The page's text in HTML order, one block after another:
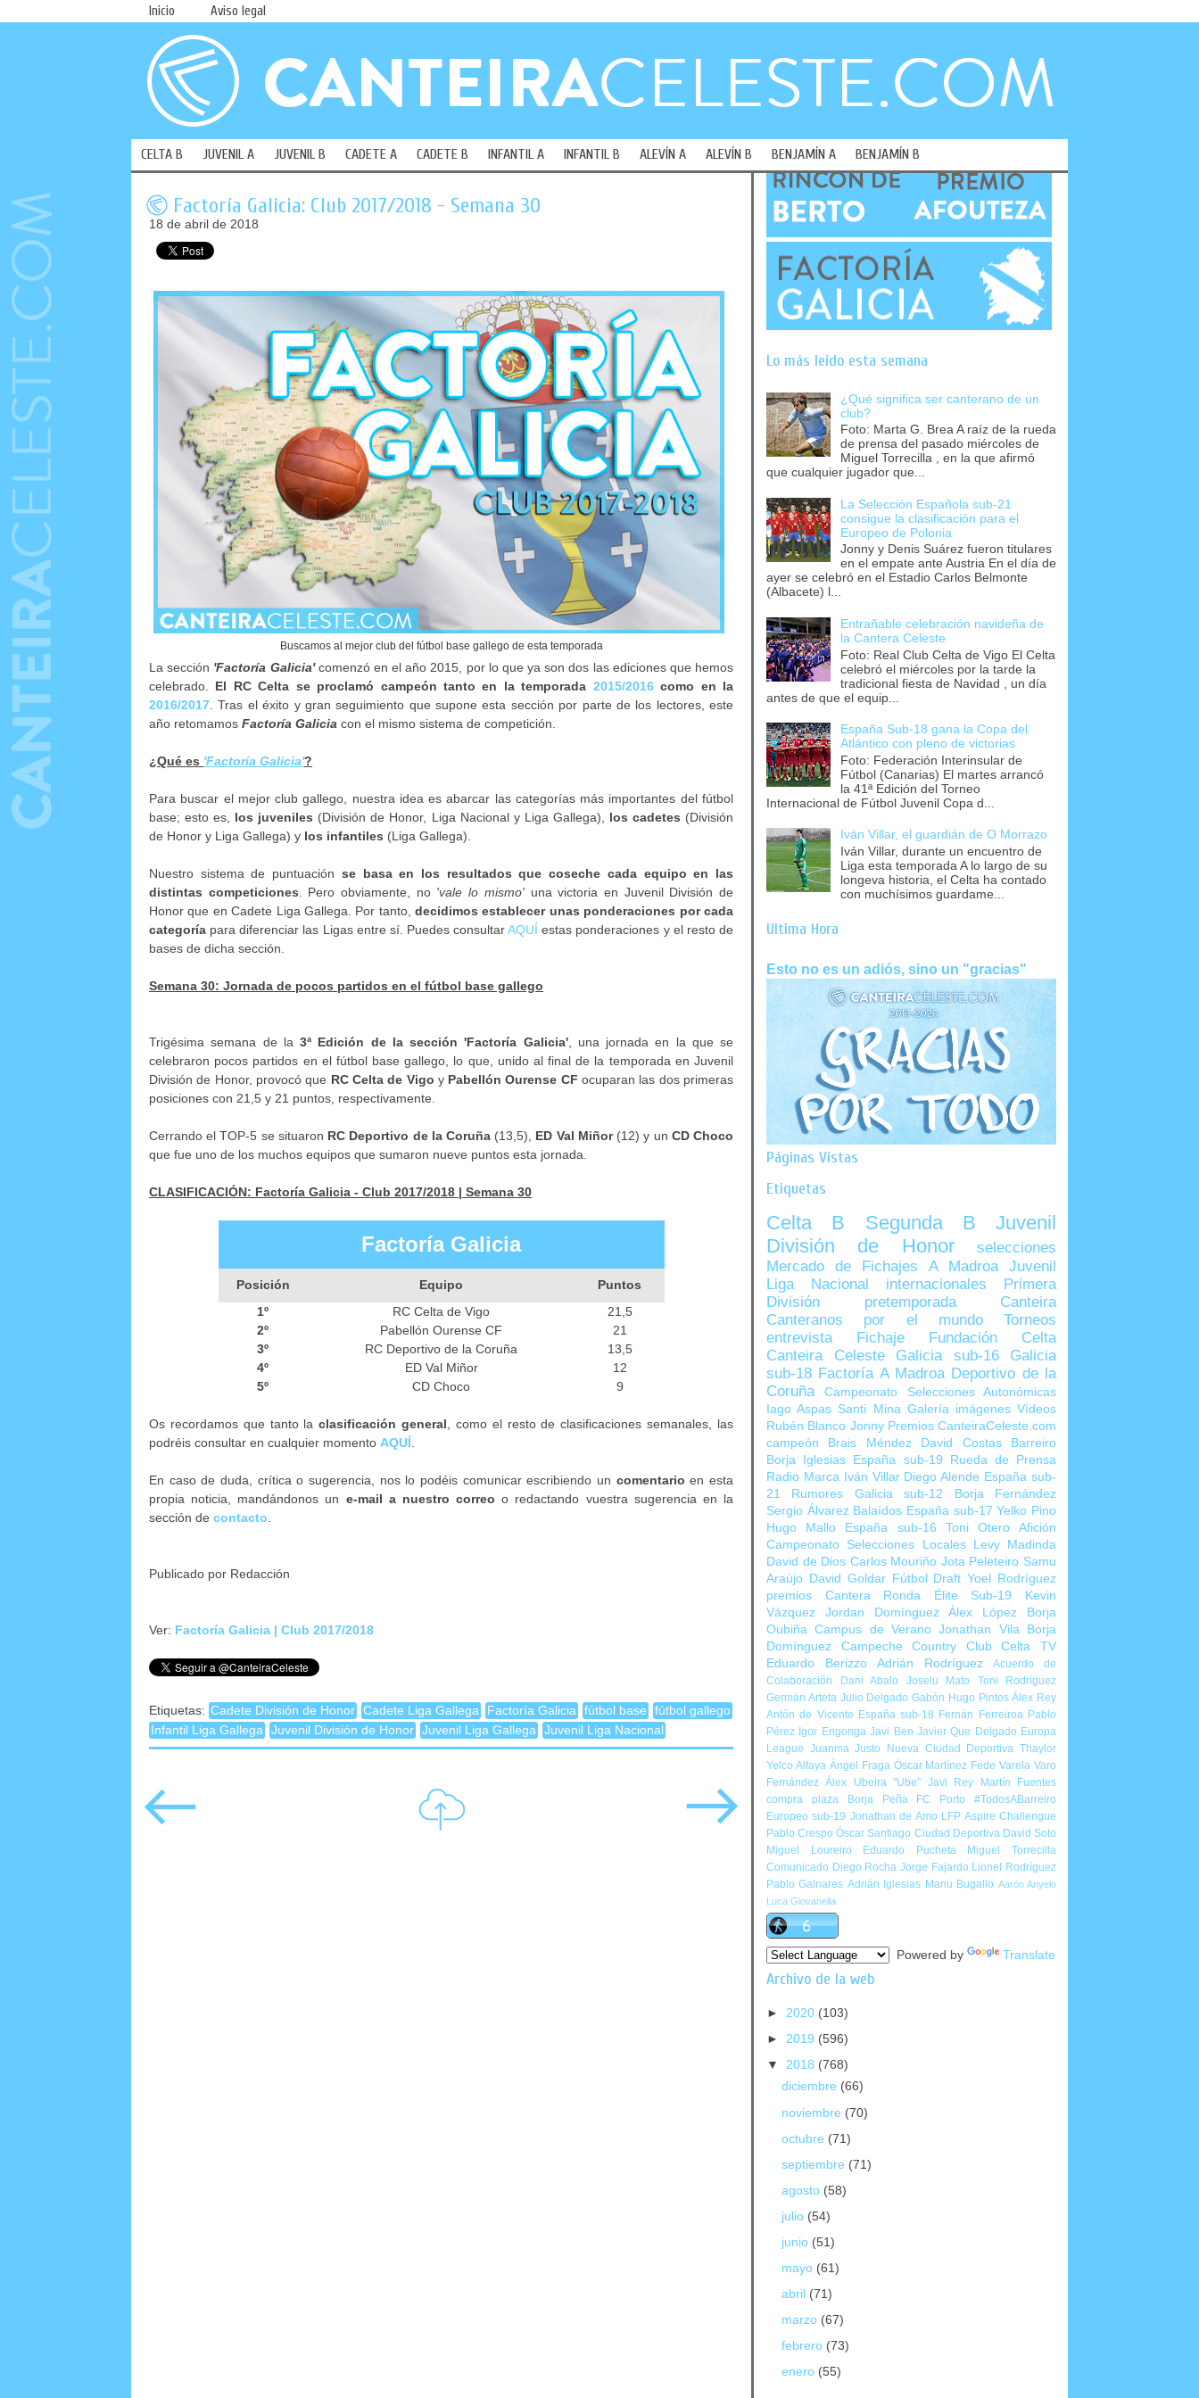
Inicio Aviso legal
CELTA B JUVENIL A JUVENIL B CADETE A CADETE B INFANTIL A INFANTIL B ALEVÍN A ALEVÍN B BENJAMÍN A BENJAMÍN B
Factoría Galicia: Club 2017/2018 - Semana 30
18 de abril de 2018
Buscamos al mejor club del fútbol base gallego de esta temporada
La sección 'Factoría Galicia'comenzó en el año 2015, por lo que ya son dos las ediciones que hemos
celebrado. El RC Celta se proclamó campeón tanto en la temporada 2015/2016como en la
2016/2017 . Tras el éxito y gran seguimiento que supone esta sección por parte de los lectores, este
año retomamos Factoría Galicia con el mismo sistema de competición.
¿Qué es 'Factoría Galicia'?
Para buscar el mejor club gallego, nuestra idea es abarcar las categorías más importantes del fútbol
base; esto es, los juveniles (División de Honor, Liga Nacional y Liga Gallega), los cadetes (División
de Honor y Liga Gallega) y los infantiles (Liga Gallega).
Nuestro sistema de puntuación se basa en los resultados que coseche cada equipo en las
distintas competiciones . Pero obviamente, no 'vale lo mismo'una victoria en Juvenil División de
Honor que en Cadete Liga Gallega. Por tanto,decidimos establecer unas ponderaciones por cada
categoría para diferenciar las Ligas entre sí. Puedes consultarAQUÍ estas ponderaciones y el resto de
bases de dicha sección.
Semana 30: Jornada de pocos partidos en el fútbol base gallego
Trigésima semana de la 3ª Edición de la sección 'Factoría Galicia', una jornada en la que se
celebraron pocos partidos en el fútbol base gallego, lo que, unido al final de la temporada en Juvenil
División de Honor, provocó que RC Celta de Vigo y Pabellón Ourense CF ocuparan las dos primeras
posiciones con 21,5 y 21 puntos, respectivamente.
Cerrando el TOP-5 se situaron RC Deportivo de la Coruña (13,5), ED Val Miñor(12) y un CD Choco
que fue uno de los muchos equipos que sumaron nueve puntos esta jornada.
CLASIFICACIÓN: Factoría Galicia - Club 2017/2018 | Semana 30
Factoría Galicia
Posición Equipo
Puntos
1º
RC Celta de Vigo
21,5
2º
Pabellón Ourense CF
21
3º
RC Deportivo de la Coruña
13,5
4º
ED Val Miñor
12
5º
CD Choco 9
Os recordamos que tanto laclasificación general , como el resto de clasificaciones semanales, las
podréis consultar en cualquier momento AQUÍ
En caso de duda, crítica o sugerencia, nos lo podéis comunicar escribiendo un comentario en esta
propia noticia, mandándonos un e-mail a nuestro correo o redactando vuestra sugerencia en la
sección de contacto
Publicado por Redacción
Ver: Factoría Galicia | Club 2017/2018
Etiquetas: Cadete División de Honor Cadete Liga Gallega Factoría Galicia fútbol base
fútbol gallego
Infantil Liga Gallega
Juvenil División de Honor Juvenil Liga Gallega Juvenil Liga Nacional
Lo más leído esta semana
¿Qué significa ser canterano de un
club?
Foto: Marta G. Brea A raíz de la rueda
de prensa del pasado miércoles de
Miguel Torrecilla , en la que afirmó
que cualquier jugador que...
La Selección Española sub-21
consigue la clasificación para el
Europeo de Polonia
Jonny y Denis Suárez fueron titulares
en el empate ante Austria En el día de
ayer se celebró en el Estadio Carlos Belmonte
(Albacete) l...
Entrañable celebración navideña de
la Cantera Celeste
Foto: Real Club Celta de Vigo El Celta
celebró el miércoles por la tarde la
tradicional fiesta de Navidad , un día
antes de que el equip...
España Sub-18 gana la Copa del
Atlántico con pleno de victorias
Foto: Federación Interinsular de
Fútbol (Canarias) El martes arrancó
la 41ª Edición del Torneo
Internacional de Fútbol Juvenil Copa d...
Iván Villar, el guardián de O Morrazo
Iván Villar, durante un encuentro de
Liga esta temporada A lo largo de su
longeva historia, el Celta ha contado
con muchísimos guardame...
Última Hora
Esto no es un adiós, sino un "gracias"
Páginas Vistas
Etiquetas
Celta B Segunda B
Juvenil
División de Honor
selecciones
Mercado de Fichajes
A Madroa
Juvenil
Liga Nacional
internacionales
Primera
División
pretemporada
Canteira
Canteranos por el mundo
Torneos
entrevista
Fichaje
Fundación Celta
Canteira Celeste
Galicia sub-16
Galicia
sub-18 Factoría A Madroa Deportivo de la
Coruña
Campeonato Selecciones Autonómicas
Iago Aspas Santi Mina Galería imágenes Vídeos
Rubén Blanco Jonny Premios CanteiraCeleste.com
campeón
Brais Méndez David Costas
Barreiro
Borja Iglesias
España sub-19
Rueda de Prensa
Radio Marca
Iván Villar Diego Alende España sub-
21
Rumores Galicia sub-12
Borja Fernández
Sergio Álvarez Balaídos España sub-17 Yelko Pino
Hugo Mallo
España sub-16 Toni Otero
Afición
Campeonato Selecciones Locales
Levy Madinda
David de Dios Carlos Mouriño Jota Peleteiro Samu
Araújo David Goldar Fútbol Draft Yoel Rodríguez
premios Cantera
Ronda Élite Sub-19
Kevin
Vázquez
Jordan Domínguez Álex López
Borja
Oubiña Campus de Verano Jonathan Vila
Borja
Domínguez
Campeche Country Club
Celta TV
Eduardo Berizzo
Adrián Rodríguez
Acuerdo de
Colaboración
Dani Abalo Joselu Mato
Toni Rodríguez
Germán Arteta Julio Delgado Gabón Hugo Pintos Álex Rey
Antón de Vicente España sub-18 Fernán Ferreiroa Pablo
Pérez Igor Engonga Javi Ben Javier Que Delgado Europa
League Juanma Justo Nueva Ciudad Deportiva Thaylor
Yelco Alfaya Ángel Fraga Óscar Martínez Fede Varela Varo
Fernández Álex Ubeira "Ube" Javi Rey
Martín Fuentes
compra plaza
Borja Peña FC Porto
#TodosABarreiro
Europeo sub-19 Jonathan de Amo LFP Aspire Challengue
Pablo Crespo Óscar Santiago Ciudad Deportiva David Soto
Miguel Loureiro
Eduardo Pucheta
Miguel Torrecilla
Comunicado Diego Rocha Jorge Fajardo Lionel Rodríguez
Pablo Galnares Adrián Iglesias Manu Bugallo Aarón Anyelo
Luca Giovanella
Powered by Translate
Archivo de la web
► 2020 (103)
► 2019 (596)
▼ 2018 (768)
diciembre (66)
noviembre (70)
octubre (71)
septiembre (71)
agosto (58)
julio (54)
junio (51)
mayo (61)
abril (71)
marzo (67)
febrero (73)
enero (55)